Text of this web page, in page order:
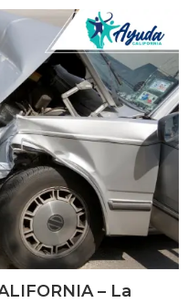
– La